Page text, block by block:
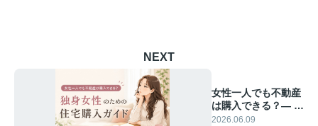
NEXT
女性一人でも不動産
は購入できる？― 独
身女性のための住宅
2026.06.09